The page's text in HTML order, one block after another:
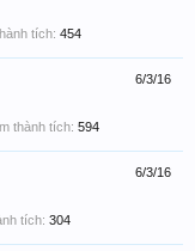
tích: 454
6/3/16
thành tích: 594
6/3/16
tích: 304